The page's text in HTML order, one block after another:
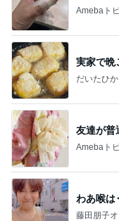
Amebaト
実家で晩
だいたひ
友達が普
Amebaト
わあ喉
藤田朋子